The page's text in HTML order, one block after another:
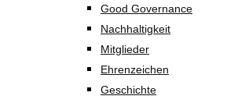
Good Governance
Nachhaltigkeit
Mitglieder
Ehrenzeichen
Geschichte